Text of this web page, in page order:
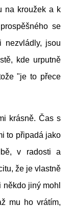
na kroužek a k
se
nezvládly, jsou
kde urputně
"je to přece
krásně. Čas s
to připadá jako
v radosti a
že je vlastně
jiný mohl
mu ho vrátím,